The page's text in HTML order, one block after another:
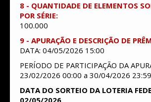
8 - QUANTIDADE DE ELEMENTOS
POR SÉRIE:
100.000
9 - APURAÇÃO E DESCRIÇÃO DE
DATA: 04/05/2026 15:00
PERÍODO DE PARTICIPAÇÃO DA
23/02/2026 00:00 a 30/04/2026 23:59
DATA DO SORTEIO DA LOTERIA
02/05/2026